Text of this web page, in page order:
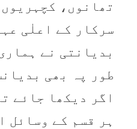
تھانوں،
سرکار کے اعلٰی
بدیانتی نے
طور پہ بھی
اگر دیکھا جائے
ہر قسم کے وسائل